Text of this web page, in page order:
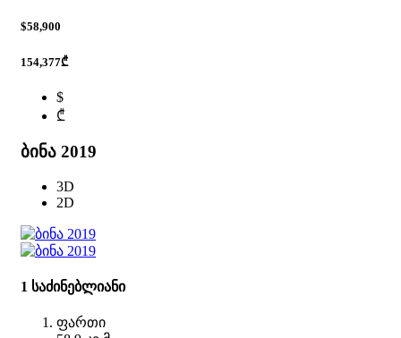
$58,900
154,377₾
$
₾
ბინა 2019
3D
2D
1 საძინებლიანი
ფართი